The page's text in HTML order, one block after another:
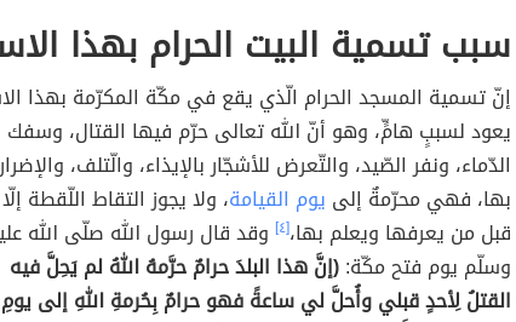
سبب تسمية البيت الحرام بهذا
إنّ تسمية المسجد الحرام الّذي يقع في مكّة المكرّمة بهذا
يعود لسببٍ هامٍّ، وهو أنّ الله تعالى حرّم فيها القتال، وسفك
الدّماء، ونفر الصّيد، والتّعرض للأشجّار بالإيذاء، والّتلف،
بها، فهي محرّمةٌ إلى يوم القيامة، ولا يجوز التقاط اللّقطة
قبل من يعرفها ويعلم بها،[٤]
وقد قال رسول الله صلّى الله
وسلّم يوم فتح مكّة:(إنَّ هذا البلدَ حرامٌ حرَّمهُ اللهُ لم يَحِلَّ فيه
القتلُ لِأحدٍ قبلي وأُحلَّ لي ساعةً فهو حرامٌ بِحُرمةِ اللهِ إلى يومِ